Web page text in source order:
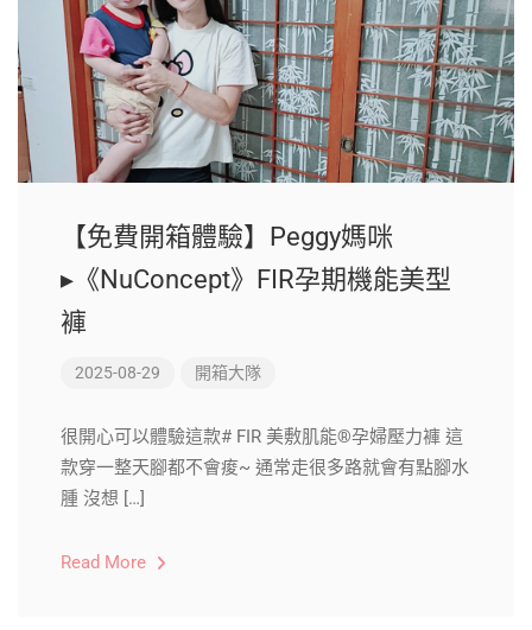
【免費開箱體驗】Peggy媽咪
▸《NuConcept》FIR孕期機能美型
褲
2025-08-29 開箱大隊
很開心可以體驗這款# FIR 美敷肌能®孕婦壓力褲 這
款穿一整天腳都不會痠~ 通常走很多路就會有點腳水
腫 沒想 […]
Read More